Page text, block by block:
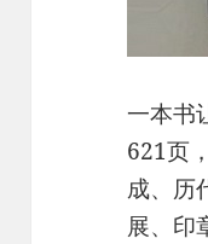
一本书
621页
成、历
展、印